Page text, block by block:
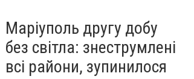
Маріуполь другу добу
без світла: знеструмлені
всі райони, зупинилося